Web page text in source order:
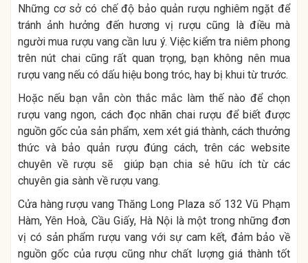
Những cơ sở có chế độ bảo quản rượu nghiêm ngặt để
tránh ảnh hưởng đến hương vị rượu cũng là điều mà
người mua rượu vang cần lưu ý. Việc kiểm tra niêm phong
trên nút chai cũng rất quan trọng, bạn không nên mua
rượu vang nếu có dấu hiệu bong tróc, hay bị khui từ trước.
Hoặc nếu bạn vẫn còn thắc mắc làm thế nào để chọn
rượu vang ngon, cách đọc nhãn chai rượu để biết được
nguồn gốc của sản phẩm, xem xét giá thành, cách thưởng
thức và bảo quản rượu đúng cách, trên các website
chuyên về rượu sẽ giúp bạn chia sẻ hữu ích từ các
chuyên gia sành về rượu vang.
Cửa hàng rượu vang Thăng Long Plaza số 132 Vũ Phạm
Hàm, Yên Hoà, Cầu Giấy, Hà Nội là một trong những đơn
vị có sản phẩm rượu vang với sự cam kết, đảm bảo về
nguồn gốc của rượu cũng như chất lượng giá thành tốt